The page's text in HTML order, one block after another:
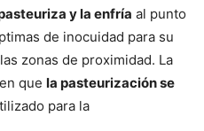
y la enfría al punto
de inocuidad para su
zonas de proximidad. La
que la pasteurización se
para la